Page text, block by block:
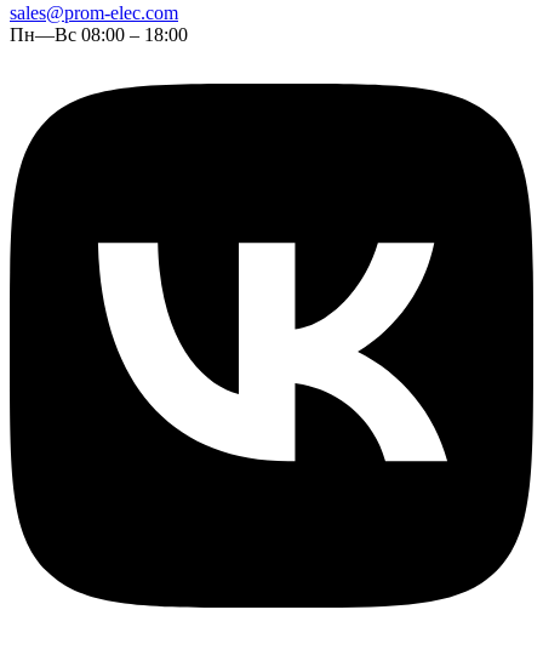
sales@prom-elec.com
Пн—Вс 08:00 – 18:00